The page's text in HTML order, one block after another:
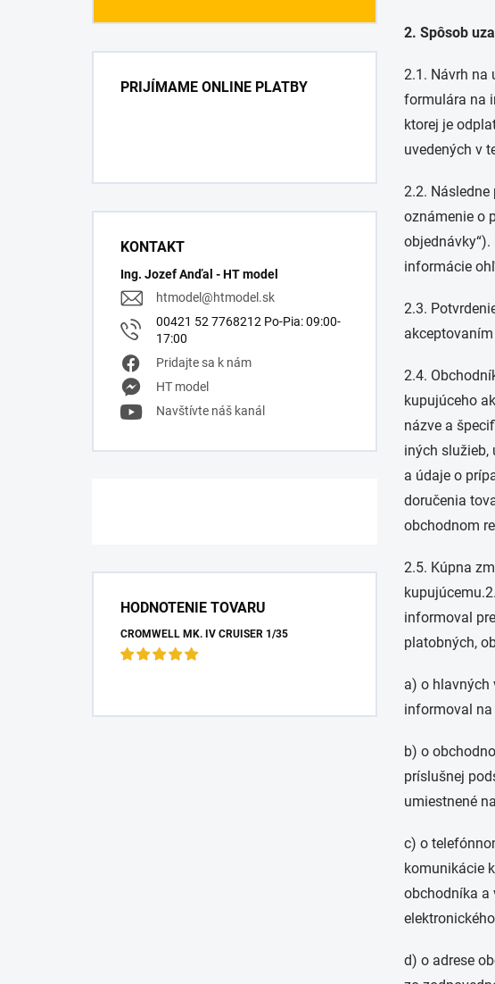
PRIJÍMAME ONLINE PLATBY
KONTAKT
Ing. Jozef Anďal - HT model
htmodel@htmodel.sk
00421 52 7768212 Po-Pia: 09:00-
17:00
Pridajte sa k nám
HT model
Navštívte náš kanál
HODNOTENIE TOVARU
CROMWELL MK. IV CRUISER 1/35
2. Spôsob
2.1. Návrh na
formulára na
ktorej je
uvedených v
2.2.
oznámenie o
informácie
2.3.
2.4.
kupujúceho
názve a
iných služieb,
a údaje o
doručenia
obchodnom
2.5. Kúpna
informoval
platobných,
a) o hlavných
informoval
b) o
príslušnej
umiestnené
c) o
komunikácie
obchodníka a
d) o adrese